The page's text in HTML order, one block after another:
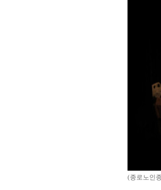
(종로노인